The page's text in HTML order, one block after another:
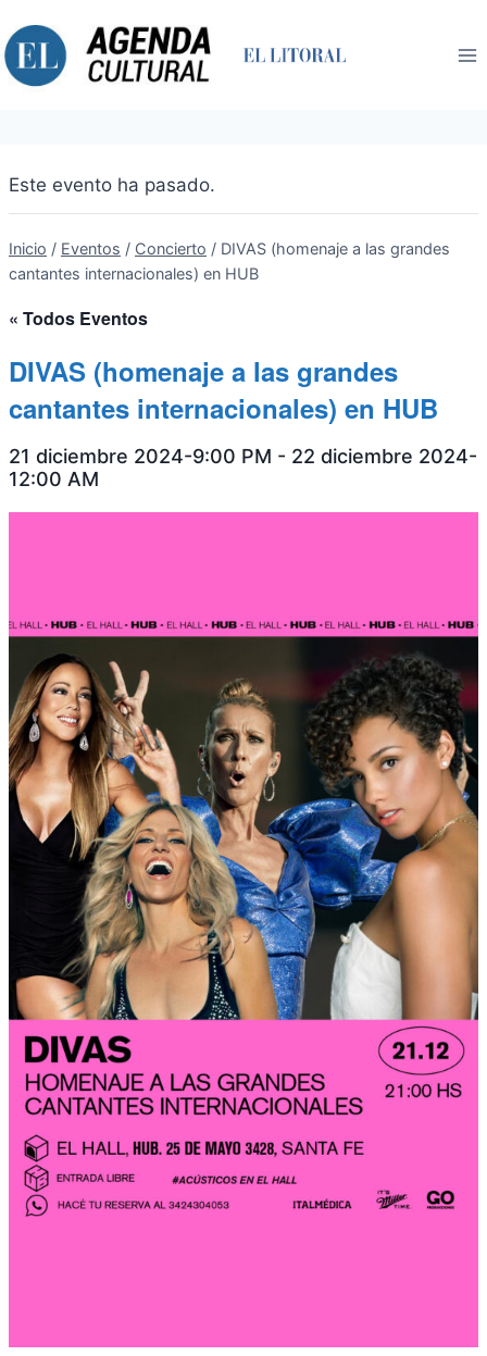
al
contenido
Este evento ha pasado.
Inicio / Eventos / Concierto / DIVAS (homenaje a las grandes
cantantes internacionales) en HUB
« Todos Eventos
DIVAS (homenaje a las grandes
cantantes internacionales) en HUB
21 diciembre 2024-9:00 PM - 22 diciembre 2024-
12:00 AM